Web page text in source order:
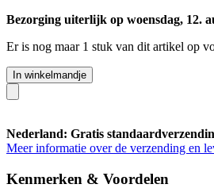
Bezorging uiterlijk op woensdag, 12.
Er is nog maar 1 stuk van dit artikel op
In winkelmandje
Nederland: Gratis
Meer informatie over de verzending en
Kenmerken & Voordelen